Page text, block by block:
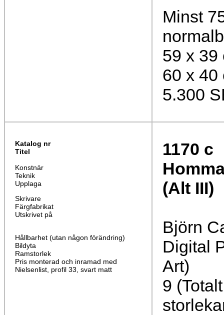
Minst
59 x 39
60 x 40
5.300
Katalog nr
Titel
Konstnär
Teknik
Upplaga
Skrivare
Färgfabrikat
Utskrivet på
Hållbarhet (utan någon förändring)
Bildyta
Ramstorlek
Pris monterad och inramad med
Nielsenlist, profil 33, svart matt
1170 c
(Alt III)
Björn
Digital
Art)
9